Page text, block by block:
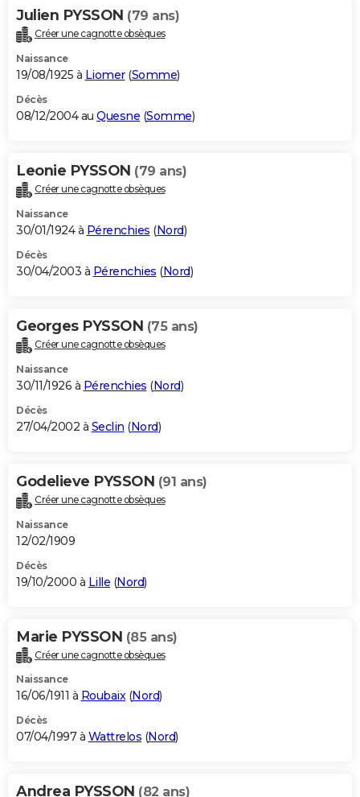
Julien PYSSON (79 ans)
Créer une cagnotte obsèques
Naissance
19/08/1925 à Liomer(Somme)
Décès
08/12/2004 au Quesne (Somme)
Leonie PYSSON (79 ans)
Créer une cagnotte obsèques
Naissance
30/01/1924 à Pérenchies (Nord)
Décès
30/04/2003 à Pérenchies (Nord)
Georges PYSSON (75 ans)
Créer une cagnotte obsèques
Naissance
30/11/1926 à Pérenchies (Nord)
Décès
27/04/2002 à Seclin (Nord)
Godelieve PYSSON (91 ans)
Créer une cagnotte obsèques
Naissance
12/02/1909
Décès
19/10/2000 à Lille (Nord)
Marie PYSSON (85 ans)
Créer une cagnotte obsèques
Naissance
16/06/1911 à Roubaix(Nord)
Décès
07/04/1997 à Wattrelos (Nord)
Andrea PYSSON (82 ans)